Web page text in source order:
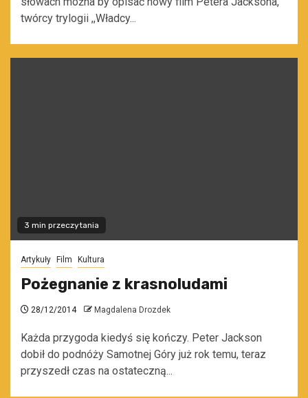
twórcy trylogii ,,Władcy...
3 min przeczytania
Artykuły Film Kultura
Pożegnanie z krasnoludami
28/12/2014 Magdalena Drozdek
Każda przygoda kiedyś się kończy. Peter Jackson
dobił do podnóży Samotnej Góry już rok temu, teraz
przyszedł czas na ostateczną...